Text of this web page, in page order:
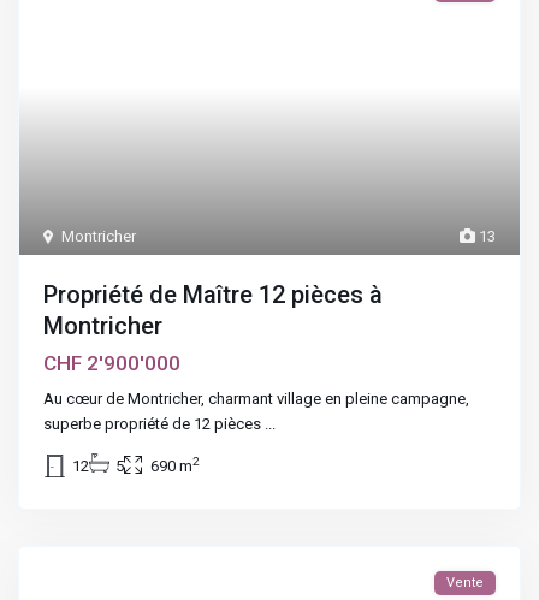
13
Montricher
Propriété de Maître 12 pièces à
Montricher
CHF 2'900'000
Au cœur de Montricher, charmant village en pleine campagne,
superbe propriété de 12 pièces ...
12 5 690 m2
Vente